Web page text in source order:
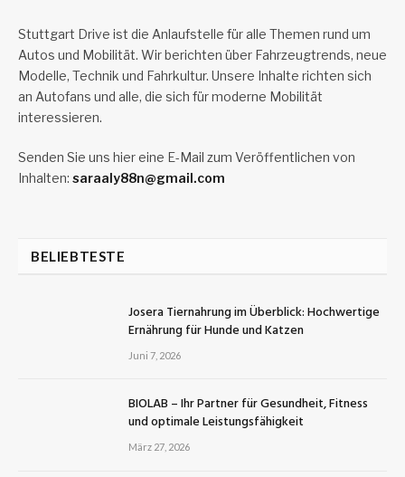
Stuttgart Drive ist die Anlaufstelle für alle Themen rund um
Autos und Mobilität. Wir berichten über Fahrzeugtrends, neue
Modelle, Technik und Fahrkultur. Unsere Inhalte richten sich
an Autofans und alle, die sich für moderne Mobilität
interessieren.
Senden Sie uns hier eine E-Mail zum Veröffentlichen von
Inhalten: saraaly88n@gmail.com
BELIEBTESTE
Josera Tiernahrung im Überblick: Hochwertige
Ernährung für Hunde und Katzen
Juni 7, 2026
BIOLAB – Ihr Partner für Gesundheit, Fitness
und optimale Leistungsfähigkeit
März 27, 2026